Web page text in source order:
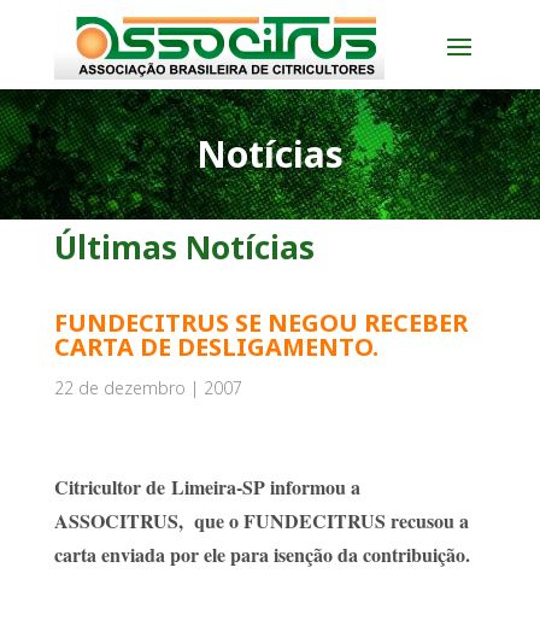
Notícias
Últimas Notícias
FUNDECITRUS SE NEGOU RECEBER
CARTA DE DESLIGAMENTO.
22 de dezembro | 2007
Citricultor de Limeira-SP informou a
ASSOCITRUS, que o FUNDECITRUS recusou a
carta enviada por ele para isenção da contribuição.